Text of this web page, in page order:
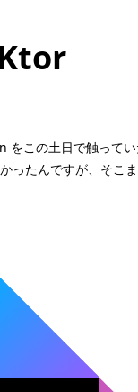
この土日で触って
たんですが、そこ